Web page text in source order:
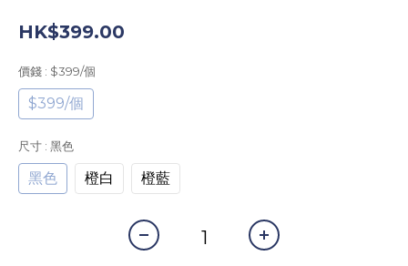
HK$399.00
價錢 : $399/個
$399/個
尺寸 : 黑色
黑色 橙白 橙藍